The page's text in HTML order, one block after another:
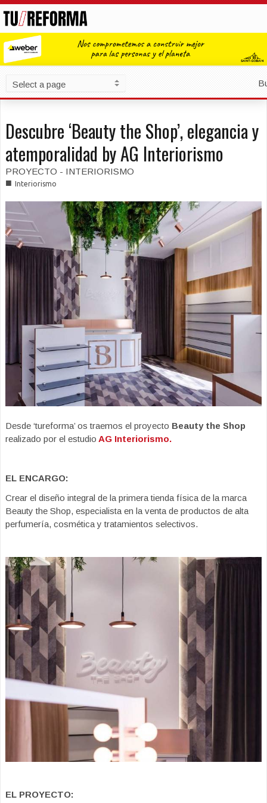
Descubre ‘Beauty the Shop’, elegancia y
atemporalidad by AG Interiorismo
PROYECTO - INTERIORISMO
■ Interiorismo
Desde ‘tureforma’ os traemos el proyecto Beauty the Shop
realizado por el estudio AG Interiorismo.
EL ENCARGO:
Crear el diseño integral de la primera tienda física de la marca
Beauty the Shop, especialista en la venta de productos de alta
perfumería, cosmética y tratamientos selectivos.
EL PROYECTO: